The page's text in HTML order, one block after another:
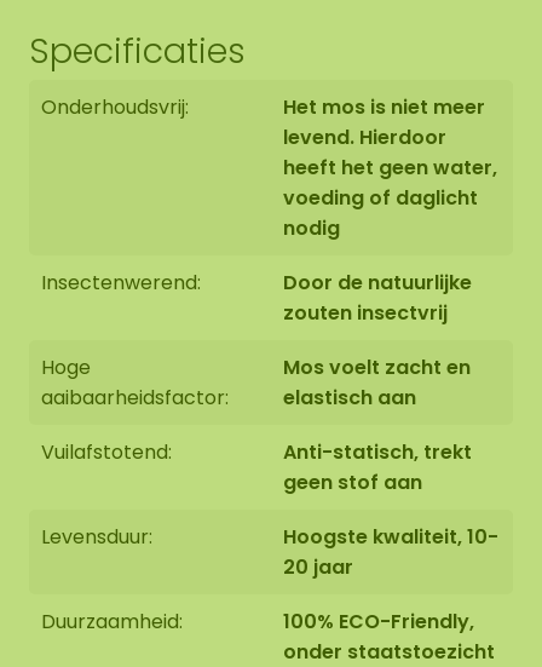
Randafwerking mosdots:
De rand van het mos werken we netjes afgerond
af tot het zwarte paneel (geen opstaande rand).
Het mosschilderij wordt met uiterste zorg voor u
U heeft de mogelijkheid om het mosschilderij:
2: Te laten bezorgen
Wij bieden ook de mogelijkheid om het
mosschilderij door ons montageteam op te laten
hangen. Mocht dit wenselijk zijn geef dit aan bij het
uitchecken. We nemen dan met u contact op, u
ontvangt hiervoor ook een aanvullende prijs.
Specificaties
Onderhoudsvrij:
Het mos is niet meer
levend. Hierdoor
heeft het geen water,
voeding of daglicht
nodig
Insectenwerend:
Door de natuurlijke
zouten insectvrij
Hoge
aaibaarheidsfactor:
Mos voelt zacht en
elastisch aan
Vuilafstotend:
Anti-statisch, trekt
geen stof aan
Levensduur:
Hoogste kwaliteit, 10-
20 jaar
Duurzaamheid:
100% ECO-Friendly,
onder staatstoezicht